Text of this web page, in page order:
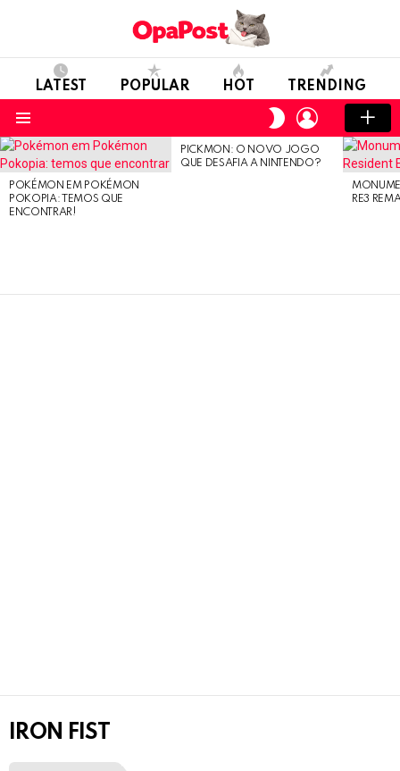
LATEST POPULAR HOT TRENDING
SWITCH
SKIN
LOGIN
LATEST
STORIES
POKÉMON EM POKÉMON
POKOPIA: TEMOS QUE
ENCONTRAR!
PICKMON: O NOVO JOGO
QUE DESAFIA A NINTENDO?
RE3
IRON FIST